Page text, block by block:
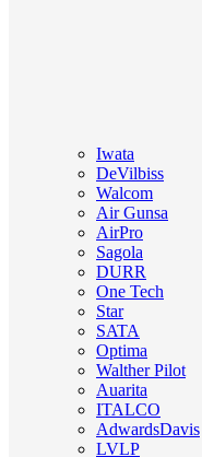
Iwata
DeVilbiss
Walcom
Air Gunsa
AirPro
Sagola
DURR
One Tech
Star
SATA
Optima
Walther Pilot
Auarita
ITALCO
AdwardsDavis
LVLP